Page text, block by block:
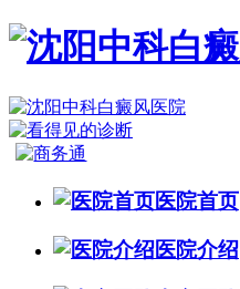
医院首页
医院介绍